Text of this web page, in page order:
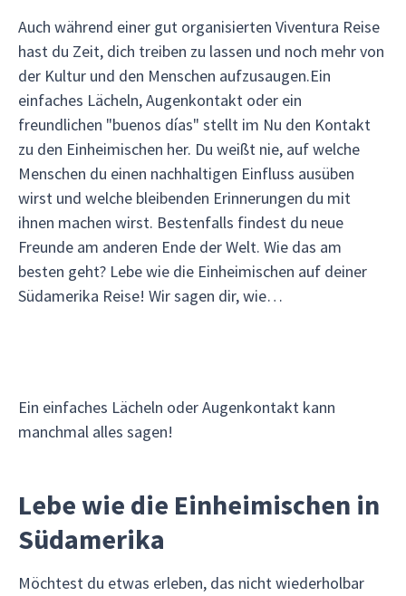
Auch während einer gut organisierten Viventura Reise
hast du Zeit, dich treiben zu lassen und noch mehr von
der Kultur und den Menschen aufzusaugen.Ein
einfaches Lächeln, Augenkontakt oder ein
freundlichen "buenos días" stellt im Nu den Kontakt
zu den Einheimischen her. Du weißt nie, auf welche
Menschen du einen nachhaltigen Einfluss ausüben
wirst und welche bleibenden Erinnerungen du mit
ihnen machen wirst. Bestenfalls findest du neue
Freunde am anderen Ende der Welt. Wie das am
besten geht? Lebe wie die Einheimischen auf deiner
Südamerika Reise! Wir sagen dir, wie…
Ein einfaches Lächeln oder Augenkontakt kann
manchmal alles sagen!
Lebe wie die Einheimischen in
Südamerika
Möchtest du etwas erleben, das nicht wiederholbar